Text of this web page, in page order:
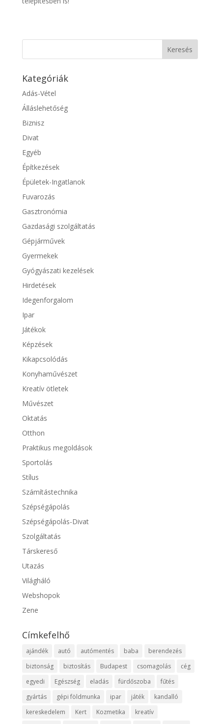
Kategóriák
Adás-Vétel
Álláslehetőség
Biznisz
Divat
Egyéb
Építkezések
Épületek-Ingatlanok
Fuvarozás
Gasztronómia
Gazdasági szolgáltatás
Gépjárművek
Gyermekek
Gyógyászati kezelések
Hirdetések
Idegenforgalom
Ipar
Játékok
Képzések
Kikapcsolódás
Konyhaművészet
Kreatív ötletek
Művészet
Oktatás
Otthon
Praktikus megoldások
Sportolás
Stílus
Számítástechnika
Szépségápolás
Szépségápolás-Divat
Szolgáltatás
Társkereső
Utazás
Világháló
Webshopok
Zene
Címkefelhő
ajándék autó autómentés baba
berendezés
biztonság
biztosítás Budapest csomagolás
cég
egyedi
Egészség eladás fürdőszoba
fűtés
gyártás
gépi földmunka ipar játék
kandalló
kereskedelem
Kert Kozmetika
kreatív